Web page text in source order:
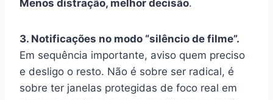
Menos distração, melhor decisão.
3. Notificações no modo “silêncio de filme”.
Em sequência importante, aviso quem preciso
e desligo o resto. Não é sobre ser radical, é
sobre ter janelas protegidas de foco real em